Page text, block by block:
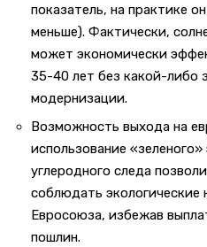
показатель, на практике
меньше). Фактически,
может экономически
35-40 лет без какой-либо
модернизации.
Возможность выхода на
использование
углеродного следа
соблюдать
Евросоюза, избежав
пошлин.